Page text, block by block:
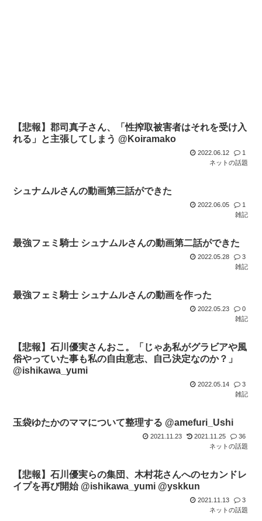
【悲報】郡司真子さん、「性搾取被害者はそれを受け入
れる」と主張してしまう @Koiramako
2022.06.12
1
ネットの話題
シュナムルさんの動画第三話ができた
2022.06.05
1
雑記
最強フェミ騎士 シュナムルさんの動画第二話ができた
2022.05.28
3
雑記
最強フェミ騎士 シュナムルさんの動画を作った
2022.05.23
0
雑記
【悲報】石川優実さんおこ。「じゃあ私がグラビアや風
俗やっていた事も私の自由意志、自己決定なのか？」
@ishikawa_yumi
2022.05.14
3
雑記
玉袋ゆたかのママについて整理する @amefuri_Ushi
2021.11.23 2021.11.25
36
ネットの話題
【悲報】石川優実らの集団、木村花さんへのセカンドレ
イプを再び開始 @ishikawa_yumi @yskkun
2021.11.13
3
ネットの話題